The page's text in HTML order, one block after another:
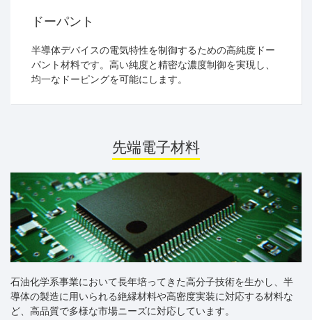
ドーパント
半導体デバイスの電気特性を制御するための高純度ドー
パント材料です。高い純度と精密な濃度制御を実現し、
均一なドーピングを可能にします。
先端電子材料
石油化学系事業において長年培ってきた高分子技術を生かし、半
導体の製造に用いられる絶縁材料や高密度実装に対応する材料な
ど、高品質で多様な市場ニーズに対応しています。